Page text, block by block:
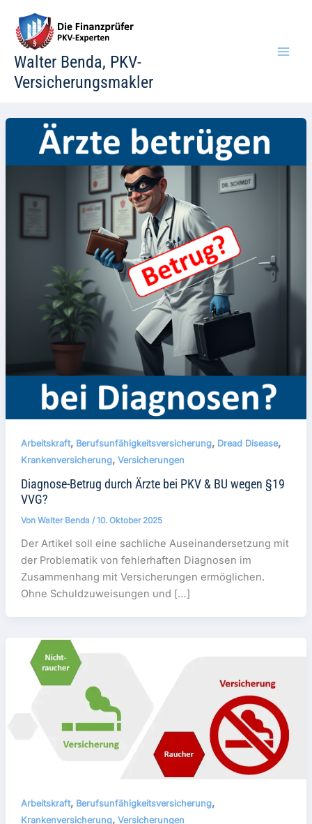
Inhalt
springen
Walter Benda, PKV-
Versicherungsmakler
Arbeitskraft, Berufsunfähigkeitsversicherung, Dread Disease,
Krankenversicherung, Versicherungen
Diagnose-Betrug durch Ärzte bei PKV & BU wegen §19
VVG?
Von Walter Benda /10. Oktober 2025
Der Artikel soll eine sachliche Auseinandersetzung mit
der Problematik von fehlerhaften Diagnosen im
Zusammenhang mit Versicherungen ermöglichen.
Ohne Schuldzuweisungen und […]
Arbeitskraft, Berufsunfähigkeitsversicherung,
Krankenversicherung, Versicherungen